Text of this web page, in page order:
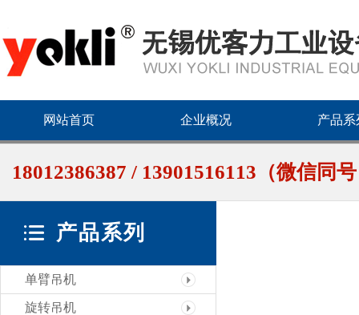
网站首页 企业概况 产品系
18012386387 / 13901516113（微信同
产品系列
单臂吊机
旋转吊机